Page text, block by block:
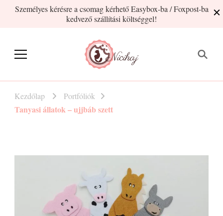
Személyes kérésre a csomag kérhető Easybox-ba / Foxpost-ba
kedvező szállítási költséggel!
Nicihaj
Kezdőlap Portfóliók
Tanyasi állatok – ujjbáb szett